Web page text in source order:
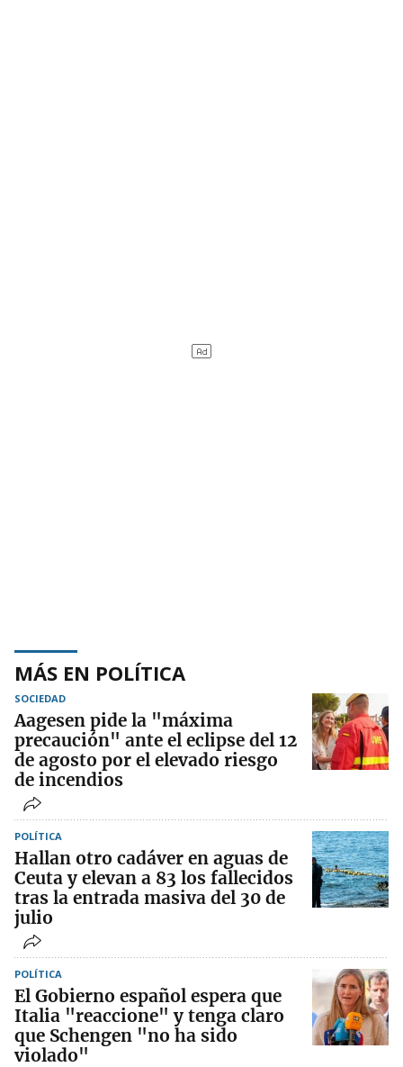
MÁS EN POLÍTICA
SOCIEDAD
Aagesen pide la "máxima
precaución" ante el eclipse del 12
de agosto por el elevado riesgo
de incendios
POLÍTICA
Hallan otro cadáver en aguas de
Ceuta y elevan a 83 los fallecidos
tras la entrada masiva del 30 de
julio
POLÍTICA
El Gobierno español espera que
Italia "reaccione" y tenga claro
que Schengen "no ha sido
violado"